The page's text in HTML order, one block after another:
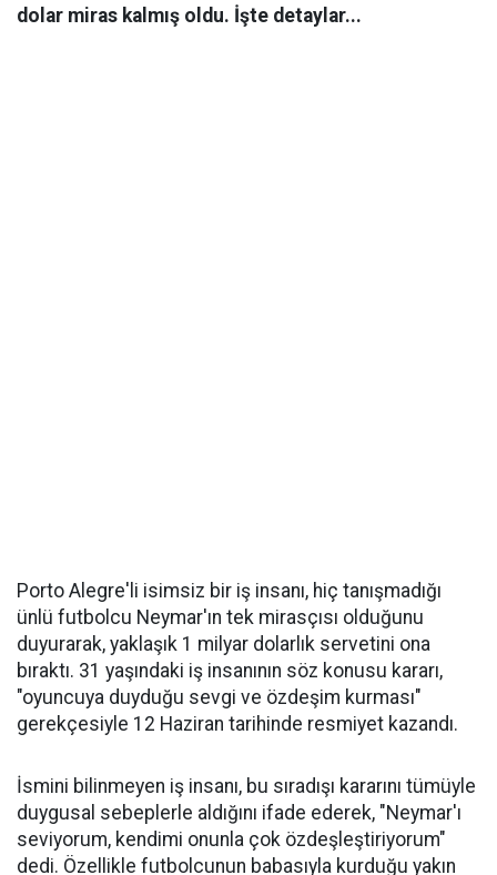
dolar miras kalmış oldu. İşte detaylar...
Porto Alegre'li isimsiz bir iş insanı, hiç tanışmadığı
ünlü futbolcu Neymar'ın tek mirasçısı olduğunu
duyurarak, yaklaşık 1 milyar dolarlık servetini ona
bıraktı. 31 yaşındaki iş insanının söz konusu kararı,
"oyuncuya duyduğu sevgi ve özdeşim kurması"
gerekçesiyle 12 Haziran tarihinde resmiyet kazandı.
İsmini bilinmeyen iş insanı, bu sıradışı kararını tümüyle
duygusal sebeplerle aldığını ifade ederek, "Neymar'ı
seviyorum, kendimi onunla çok özdeşleştiriyorum"
dedi. Özellikle futbolcunun babasıyla kurduğu yakın